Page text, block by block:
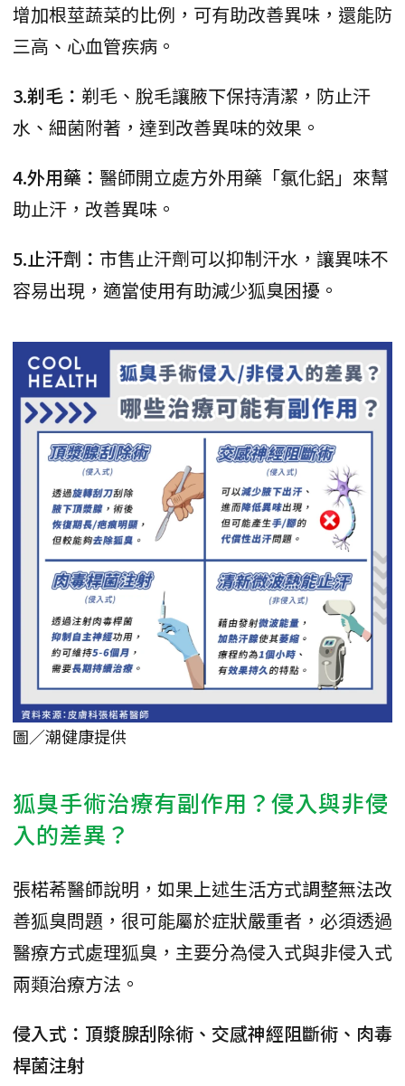
增加根莖蔬菜的比例，可有助改善異味，還能防
三高、心血管疾病。
3.剃毛： 剃毛、脫毛讓腋下保持清潔，防止汗
水、細菌附著，達到改善異味的效果。
4.外用藥： 醫師開立處方外用藥「氯化鋁」來幫
助止汗，改善異味。
5.止汗劑： 市售止汗劑可以抑制汗水，讓異味不
容易出現，適當使用有助減少狐臭困擾。
圖／潮健康提供
狐臭手術治療有副作用？侵入與非侵
入的差異？
張楉莃醫師說明，如果上述生活方式調整無法改
善狐臭問題，很可能屬於症狀嚴重者，必須透過
醫療方式處理狐臭，主要分為侵入式與非侵入式
兩類治療方法。
侵入式：頂漿腺刮除術、交感神經阻斷術、肉毒
桿菌注射